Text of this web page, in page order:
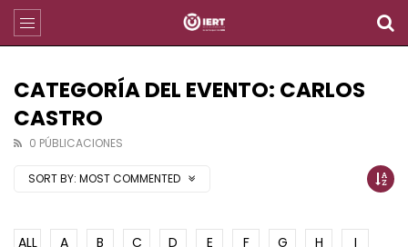
CATEGORÍA DEL EVENTO: CARLOS
CASTRO
0 PÚBLICACIONES
SORT BY: MOST COMMENTED
ALL A B C D E F G H
I